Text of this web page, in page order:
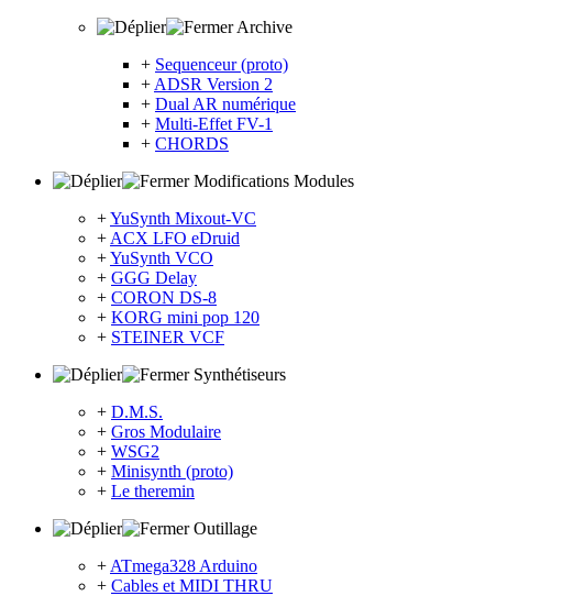
Archive
+ Sequenceur (proto)
+ ADSR Version 2
+ Dual AR numérique
+ Multi-Effet FV-1
+ CHORDS
Modifications Modules
+YuSynth Mixout-VC
+ ACX LFO eDruid
+YuSynth VCO
+ GGG Delay
+ CORON DS-8
+ KORG mini pop 120
+ STEINER VCF
Synthétiseurs
+ D.M.S.
+ Gros Modulaire
+ WSG2
+ Minisynth (proto)
+ Le theremin
Outillage
+ ATmega328 Arduino
+ Cables et MIDI THRU